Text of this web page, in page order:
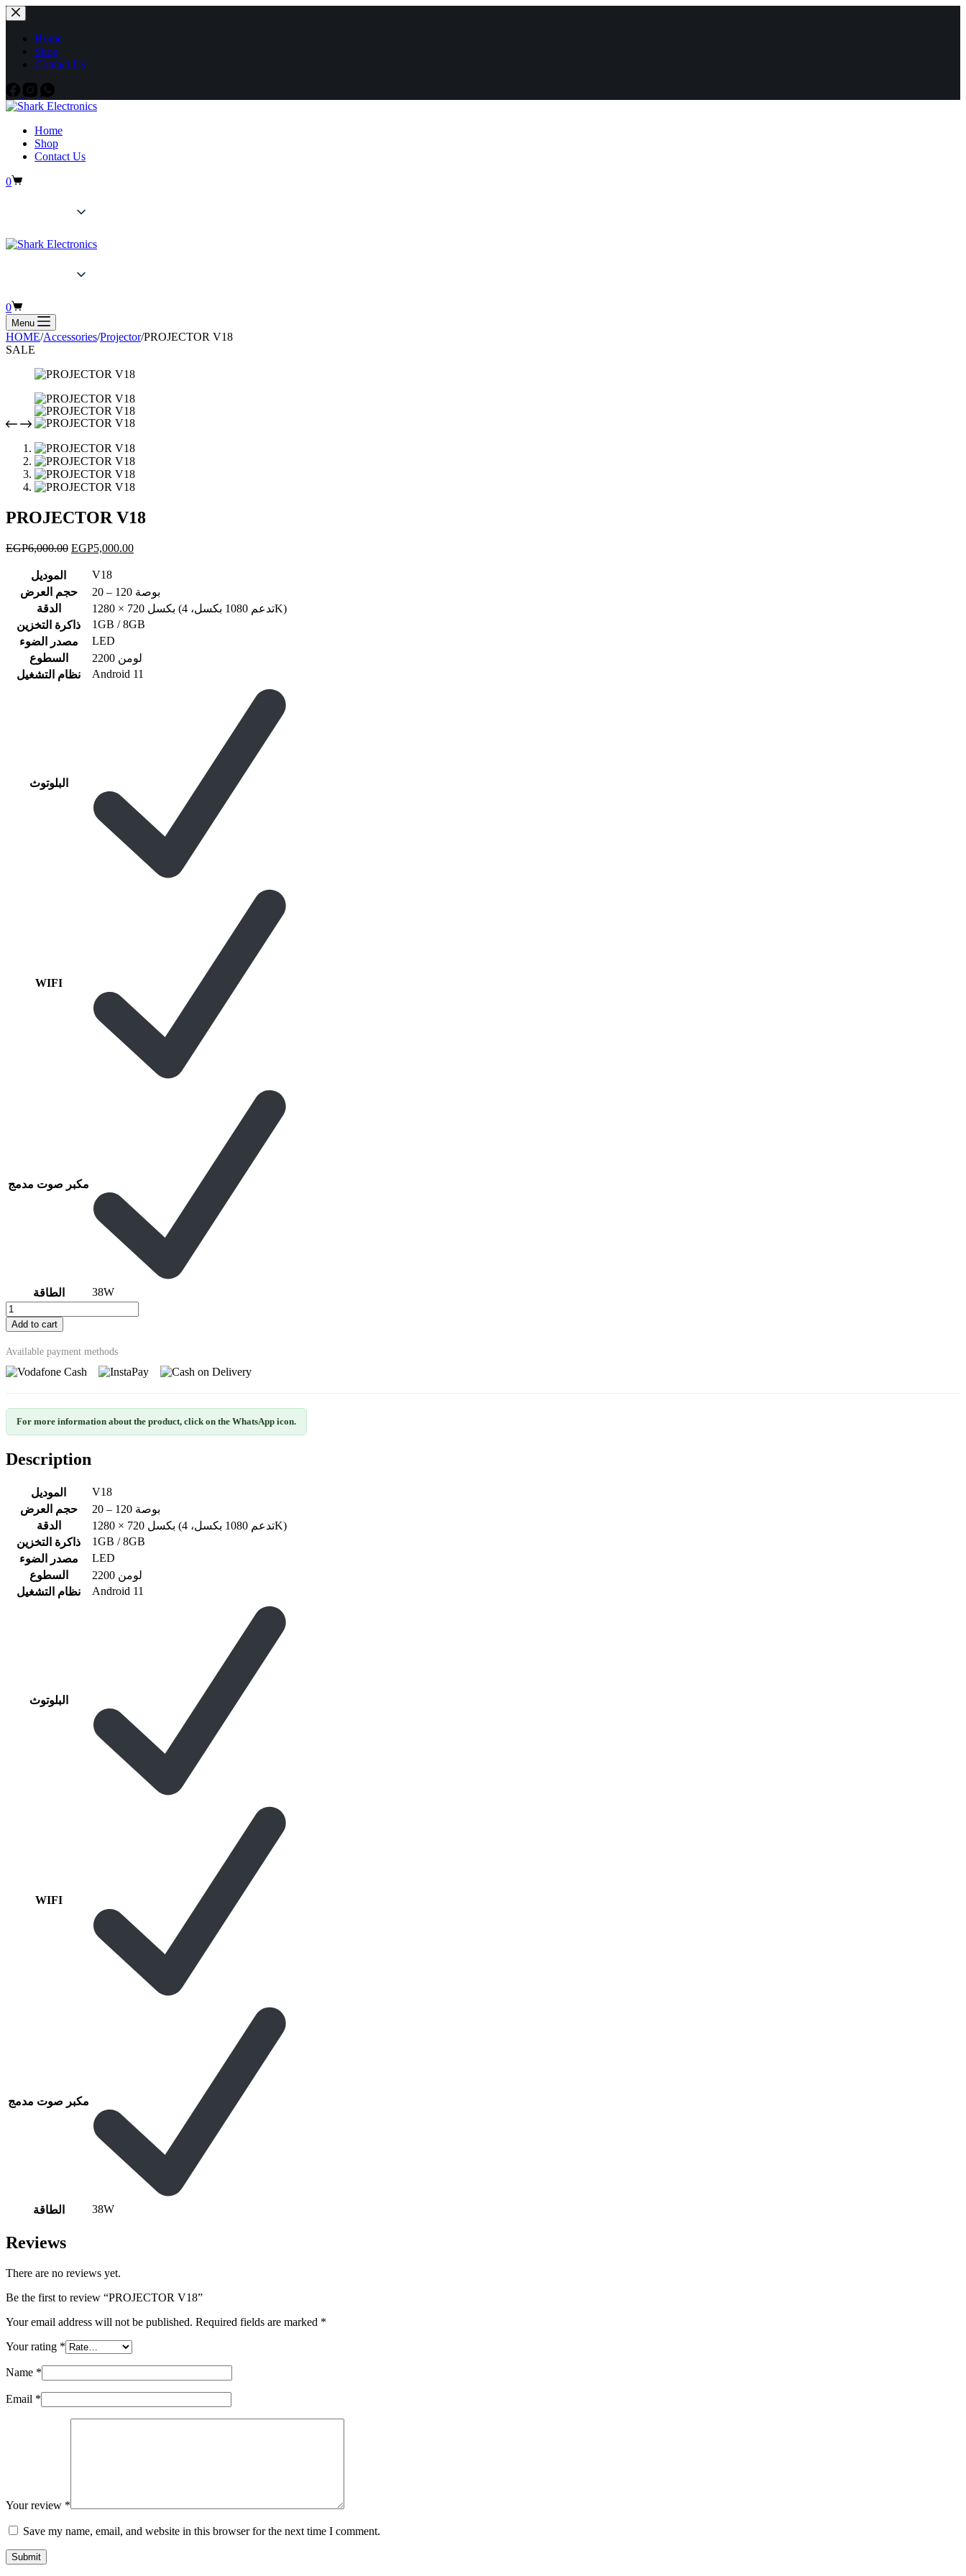
Home
Shop
Contact Us
Home
Shop
Contact Us
0
0
Menu
HOME/Accessories/Projector/PROJECTOR V18
SALE
PROJECTOR V18
EGP6,000.00 EGP5,000.00
الموديل
V18
حجم العرض
20 – 120 بوصة
الدقة
1280 × 720 بكسل (تدعم 1080 بكسل، 4K)
ذاكرة التخزين
1GB / 8GB
مصدر الضوء
LED
السطوع
2200 لومن
نظام التشغيل
Android 11
البلوتوث
WIFI
مكبر صوت مدمج
الطاقة 38W
Add to cart
Available payment methods
For more information about the product, click on the WhatsApp icon.
Description
الموديل
V18
حجم العرض
20 – 120 بوصة
الدقة
1280 × 720 بكسل (تدعم 1080 بكسل، 4K)
ذاكرة التخزين
1GB / 8GB
مصدر الضوء
LED
السطوع
2200 لومن
نظام التشغيل
Android 11
البلوتوث
WIFI
مكبر صوت مدمج
الطاقة 38W
Reviews
There are no reviews yet.
Be the first to review “PROJECTOR V18”
Your email address will not be published. Required fields are marked *
Your rating *
Name *
Email *
Your review *
Save my name, email, and website in this browser for the next time I comment.
Submit